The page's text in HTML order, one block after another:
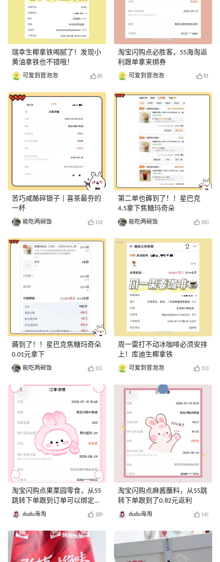
瑞幸生椰拿铁喝腻了！发现小
黄油拿铁也不错哦！
可爱到冒泡泡 85
苦巧咸酪碎银子 | 喜茶最夯的
一杯️
能吃两碗饭 114
薅到了！！星巴克焦糖玛奇朵
0.01元拿下
能吃两碗饭 155
淘宝闪购点果栗园零食，从55
跳转下单跟到订单可以绑定返
利券dudu海淘 189
淘宝闪购点必胜客，55海淘返
利跟单拿来绑券
可爱到冒泡泡 81
第二单也薅到了！！星巴克
4.5拿下焦糖玛奇朵
能吃两碗饭 160
周一雷打不动冰咖啡必须安排
上！库迪生椰拿铁
可爱到冒泡泡 153
淘宝闪购点麻酱蘸料，从55跳
转下单跟到了0.82元返利
dudu海淘 145